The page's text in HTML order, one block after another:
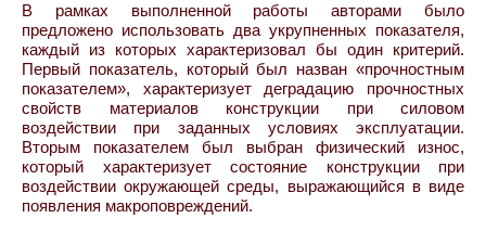
В рамках выполненной работы авторами было
предложено использовать два укрупненных показателя,
каждый из которых характеризовал бы один критерий.
Первый показатель, который был назван «прочностным
показателем», характеризует деградацию прочностных
свойств материалов конструкции при силовом
воздействии при заданных условиях эксплуатации.
Вторым показателем был выбран физический износ,
который характеризует состояние конструкции при
воздействии окружающей среды, выражающийся в виде
появления макроповреждений.